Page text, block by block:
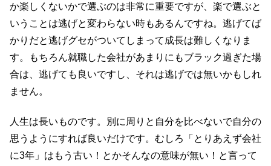
か楽しくないかで選ぶのは非常に重要ですが、楽で選ぶと
いうことは逃げと変わらない時もあるんですね。逃げてば
かりだと逃げグセがついてしまって成長は難しくなりま
す。もちろん就職した会社があまりにもブラック過ぎた場
合は、逃げても良いですし、それは逃げでは無いかもしれ
ません。
人生は長いものです。別に周りと自分を比べないで自分の
思うようにすれば良いだけです。むしろ「とりあえず会社
に3年」はもう古い！とかそんなの意味が無い！と言って